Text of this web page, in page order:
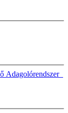
Adagolórendszer